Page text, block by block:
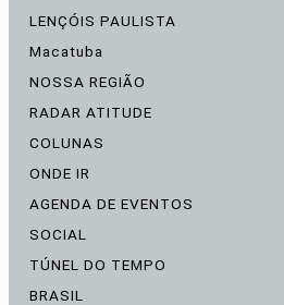
LENÇÓIS PAULISTA
Macatuba
NOSSA REGIÃO
RADAR ATITUDE
COLUNAS
ONDE IR
AGENDA DE EVENTOS
SOCIAL
TÚNEL DO TEMPO
BRASIL